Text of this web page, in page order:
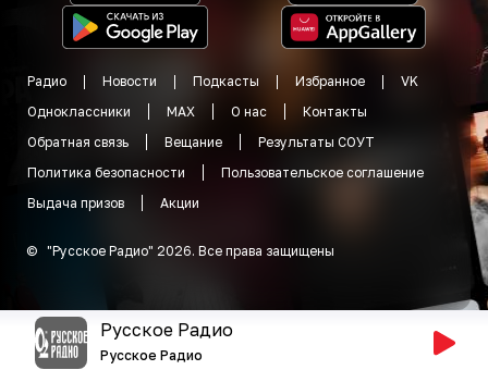
Радио Новости Подкасты Избранное
VK
Одноклассники
MAX О нас
Контакты
Обратная связь
Вещание
Результаты СОУТ
Политика безопасности
Пользовательское соглашение
Выдача призов
Акции
© "Русское Радио" 2026. Все права защищены
Русское Радио
Русское Радио